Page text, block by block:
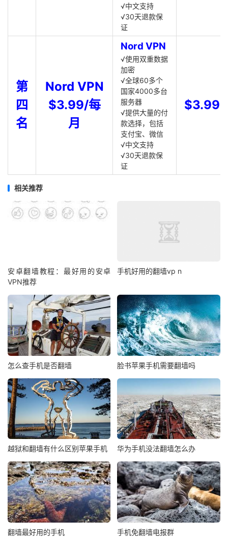
√中文支持
√30天退款保
证
第
四
名
Nord VPN
$3.99/每
月
Nord VPN
√使用双重数据
加密
√全球60多个
国家4000多台
服务器
√提供大量的付
款选择，包括
支付宝、微信
√中文支持
√30天退款保
证
$3.99
相关推荐
安卓翻墙教程：最好用的安卓
VPN推荐
手机好用的翻墙vp n
怎么查手机是否翻墙 脸书苹果手机需要翻墙吗
越狱和翻墙有什么区别苹果手机 华为手机没法翻墙怎么办
翻墙最好用的手机 手机免翻墙电报群